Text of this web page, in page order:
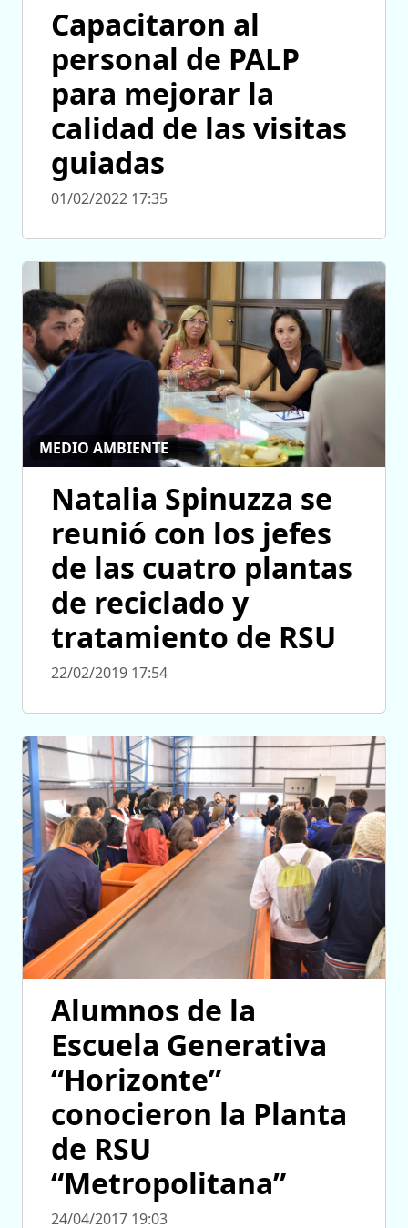
Capacitaron al
personal de PALP
para mejorar la
calidad de las visitas
guiadas
01/02/2022 17:35
MEDIO AMBIENTE
Natalia Spinuzza se
reunió con los jefes
de las cuatro plantas
de reciclado y
tratamiento de RSU
22/02/2019 17:54
Alumnos de la
Escuela Generativa
“Horizonte”
conocieron la Planta
de RSU
“Metropolitana”
24/04/2017 19:03